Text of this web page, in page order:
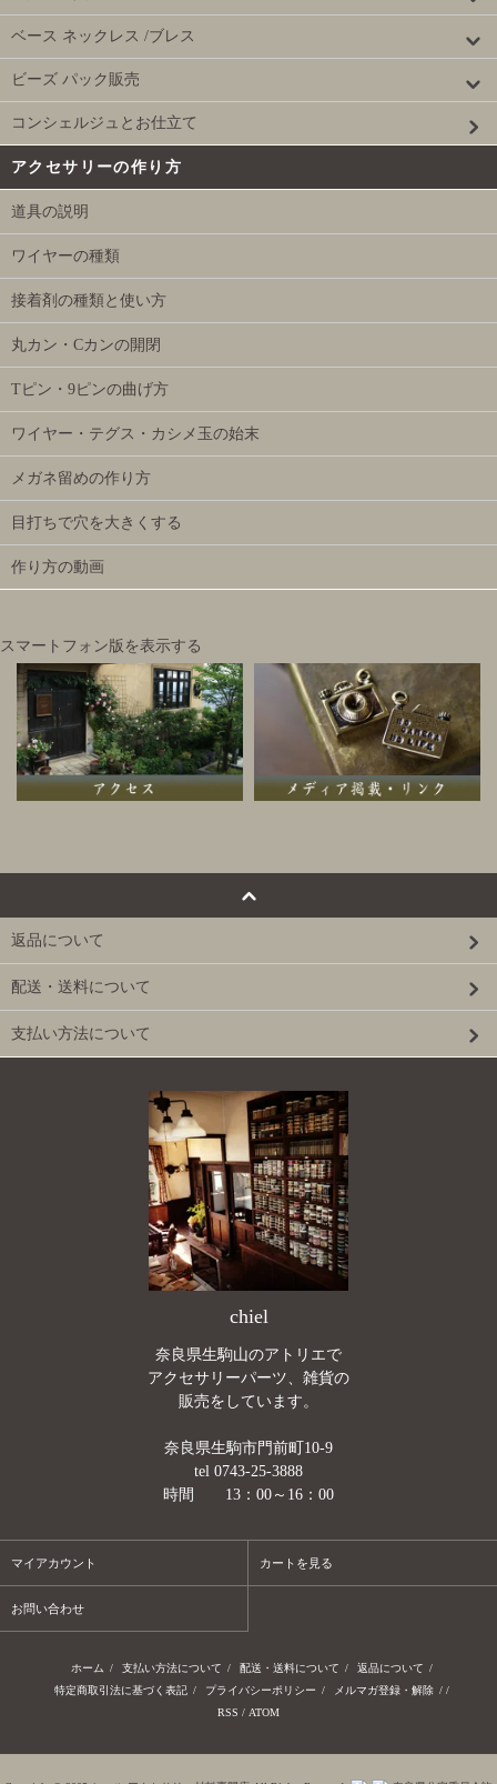
ベース ネックレス /ブレス
ビーズ パック販売
コンシェルジュとお仕立て
アクセサリーの作り方
道具の説明
ワイヤーの種類
接着剤の種類と使い方
丸カン・Cカンの開閉
Tピン・9ピンの曲げ方
ワイヤー・テグス・カシメ玉の始末
メガネ留めの作り方
目打ちで穴を大きくする
作り方の動画
スマートフォン版を表示する
返品について
配送・送料について
支払い方法について
chiel
奈良県生駒山のアトリエで
アクセサリーパーツ、雑貨の
販売をしています。
奈良県生駒市門前町10-9
tel 0743-25-3888
時間 13：00～16：00
マイアカウント カートを見る
お問い合わせ
ホーム / 支払い方法について / 配送・送料について / 返品について /
特定商取引法に基づく表記 / プライバシーポリシー / メルマガ登録・解除 / /
RSS / ATOM